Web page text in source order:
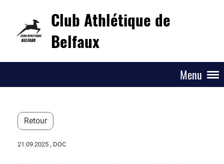
Club Athlétique de
Belfaux
Menu
Retour
21.09.2025 , DOC